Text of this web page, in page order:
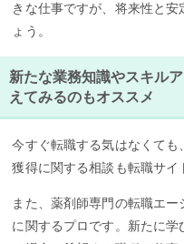
きな仕事ですが、将来性と
ょう。
新たな業務知識やスキル
えてみるのもオススメ
今すぐ転職する気はなくて
獲得に関する相談も転職サイ
また、薬剤師専門の転職エ
に関するプロです。新たに